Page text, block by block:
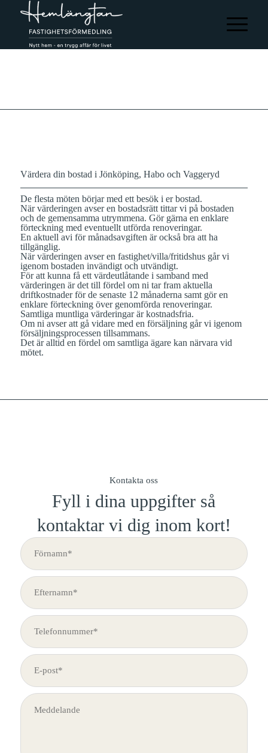
Värdera din bostad i Jönköping, Habo och Vaggeryd
De flesta möten börjar med ett besök i er bostad.
När värderingen avser en bostadsrätt tittar vi på bostaden
och de gemensamma utrymmena. Gör gärna en enklare
förteckning med eventuellt utförda renoveringar.
En aktuell avi för månadsavgiften är också bra att ha
tillgänglig.
När värderingen avser en fastighet/villa/fritidshus går vi
igenom bostaden invändigt och utvändigt.
För att kunna få ett värdeutlåtande i samband med
värderingen är det till fördel om ni tar fram aktuella
driftkostnader för de senaste 12 månaderna samt gör en
enklare förteckning över genomförda renoveringar.
Samtliga muntliga värderingar är kostnadsfria.
Om ni avser att gå vidare med en försäljning går vi igenom
försäljningsprocessen tillsammans.
Det är alltid en fördel om samtliga ägare kan närvara vid
mötet.
Kontakta oss
Fyll i dina uppgifter så
kontaktar vi dig inom kort!